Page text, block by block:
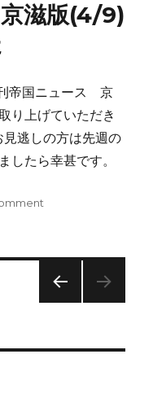
滋版(4/9)
帝国ニュース 京
り上げていただき
逃しの方は先週の
したら幸甚です。
ニ
ュ
京
E